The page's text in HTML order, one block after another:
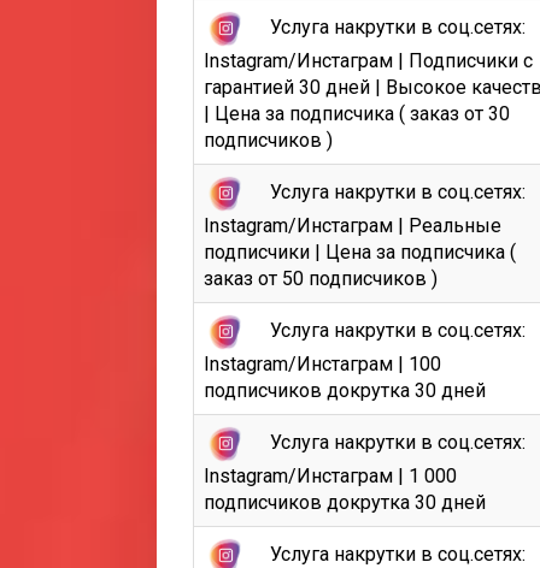
Услуга накрутки в соц.сетях:
Instagram/Инстаграм | Подписчики с
гарантией 30 дней | Высокое
| Цена за подписчика ( заказ от 30
подписчиков )
Услуга накрутки в соц.сетях:
Instagram/Инстаграм | Реальные
подписчики | Цена за подписчика (
заказ от 50 подписчиков )
Услуга накрутки в соц.сетях:
Instagram/Инстаграм | 100
подписчиков докрутка 30 дней
Услуга накрутки в соц.сетях:
Instagram/Инстаграм | 1 000
подписчиков докрутка 30 дней
Услуга накрутки в соц.сетях: